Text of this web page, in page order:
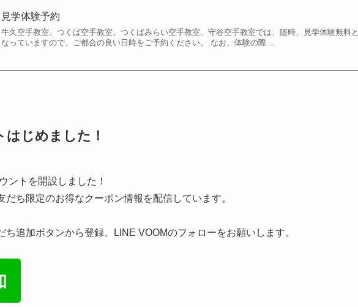
見学体験予約
牛久空手教室、つくば空手教室、つくばみらい空手教室、守谷空手教室では、随時、見学体験無料と
なっていますので、ご都合の良い日時をご予約ください。 なお、体験の際…
じめました！
ントを開設しました！
だち限定のお得なクーポン情報を配信しています。
追加ボタンから登録、LINE VOOMのフォローをお願いします。